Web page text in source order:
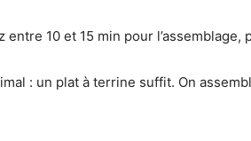
entre 10 et 15 min pour
: un plat à terrine suffit. On